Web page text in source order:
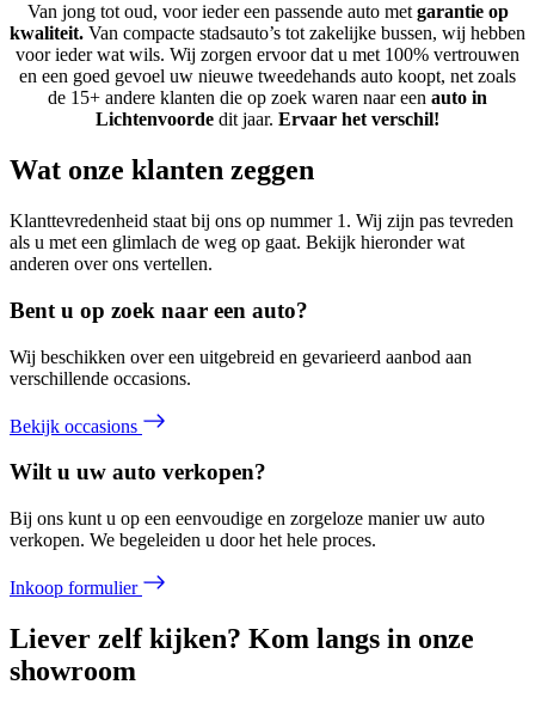
Van jong tot oud, voor ieder een passende auto metgarantie op
kwaliteit. Van compacte stadsauto’s tot zakelijke bussen, wij hebben
voor ieder wat wils. Wij zorgen ervoor dat u met 100% vertrouwen
en een goed gevoel uw nieuwe tweedehands auto koopt, net zoals
de 15+ andere klanten die op zoek waren naar een auto in
Lichtenvoorde dit jaar. Ervaar het verschil!
Wat onze klanten zeggen
Klanttevredenheid staat bij ons op nummer 1. Wij zijn pas tevreden
als u met een glimlach de weg op gaat. Bekijk hieronder wat
anderen over ons vertellen.
Bent u op zoek naar een auto?
Wij beschikken over een uitgebreid en gevarieerd aanbod aan
verschillende occasions.
Bekijk occasions
Wilt u uw auto verkopen?
Bij ons kunt u op een eenvoudige en zorgeloze manier uw auto
verkopen. We begeleiden u door het hele proces.
Inkoop formulier
Liever zelf kijken? Kom langs in onze
showroom